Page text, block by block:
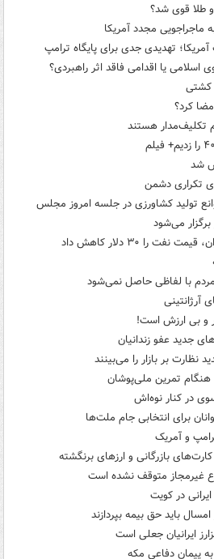
و طلا قوی شد؟
ماجراجویی مجدد آمریکا
آمریکا؛ تهدیدی جدی برای پایگاه ترامپ
اسلامی یا اقدامی فاقد اثر راهبردی؟
کشتی
کرد؟
تکلیف‌مدار هستند
شد
تکراری دشمن
تولید کشاورزی در جلسه امروز مجلس
می‌شود
را ۳۰ دلار کاهش داد
با لفاظی حاصل نمی‌شود
آرژانتینی
و بی ارزش است!
جدید عفو زندانیان
نظارت بر بازار را می‌بینند
تمرین ملی‌پوشان
در کنار نوه‌اش
و آمریک
بازرگانی و ارزهای برنگشته
غیرمجاز متوقف نشده است
در کویت
ایرانیان جعلی است
پیمان دفاعی مکه